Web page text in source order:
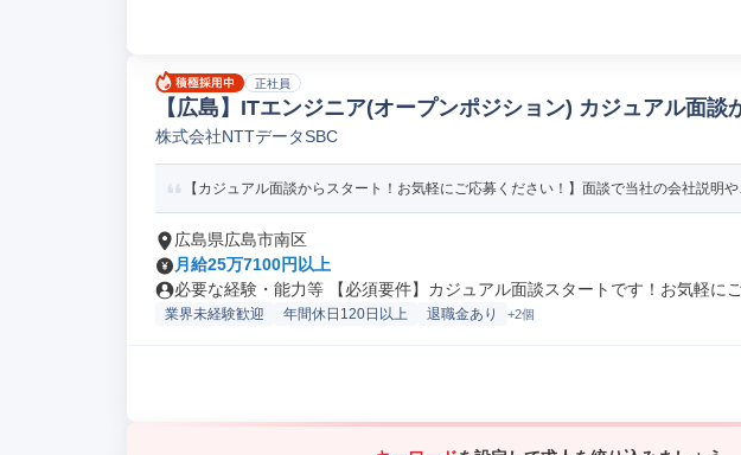
正社員
【広島】ITエンジニア(オープンポジション) カジュアル面談
ープンSE
株式会社NTTデータSBC
【カジュアル面談からスタート！お気軽にご応募ください！】面談で当社の会社説明
広島県広島市南区
月給25万7100円以上
必要な経験・能力等 【必須要件】カジュアル面談スタートです！お気軽にご
業界未経験歓迎 年間休日120日以上 退職金あり +2個